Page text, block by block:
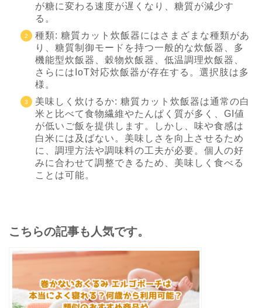
が糖に変わる速度が遅くなり、糖質が減少す
る。
種類: 糖質カット炊飯器にはさまざまな種類があ
り、糖質制御モードを持つ一般的な炊飯器、多
機能型炊飯器、穀物炊飯器、低温調理炊飯器、
さらにはIoT対応炊飯器が存在する。選択肢は多
様。
美味しく炊けるか: 糖質カット炊飯器は通常の白
米と比べて食物繊維やたんぱく質が多く、GI値
が低いご飯を提供します。しかし、味や食感は
白米には及ばない。美味しさを向上させるため
に、調理方法や調味料の工夫が必要。個人の好
みに合わせて調整できるため、美味しく食べる
ことは可能。
こちらの記事も人気です。